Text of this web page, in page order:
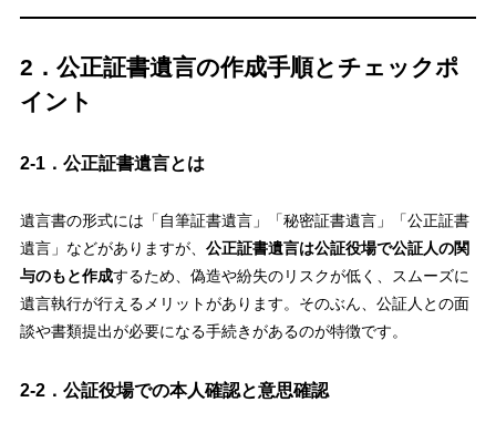
2．公正証書遺言の作成手順とチェックポ
イント
2-1．公正証書遺言とは
遺言書の形式には「自筆証書遺言」「秘密証書遺言」「公正証書
遺言」などがありますが、 公正証書遺言は公証役場で公証人の関
与のもと作成するため、偽造や紛失のリスクが低く、スムーズに
遺言執行が行えるメリットがあります。そのぶん、公証人との面
談や書類提出が必要になる手続きがあるのが特徴です。
2-2．公証役場での本人確認と意思確認